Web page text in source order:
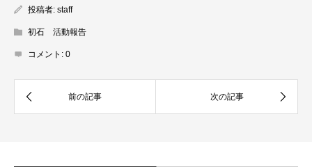
投稿者: staff
初石 活動報告
コメント: 0